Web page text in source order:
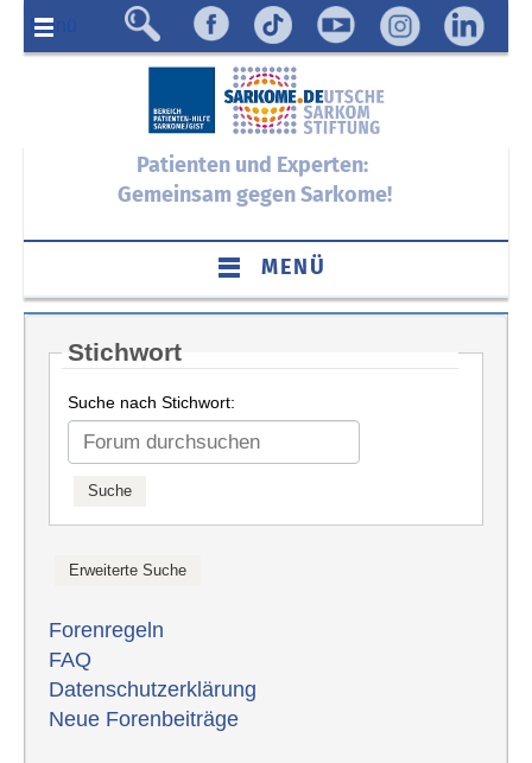
Menü
Patienten und Experten:
Gemeinsam gegen Sarkome!
MENÜ
Stichwort
Suche nach Stichwort:
Forenregeln
FAQ
Datenschutzerklärung
Neue Forenbeiträge